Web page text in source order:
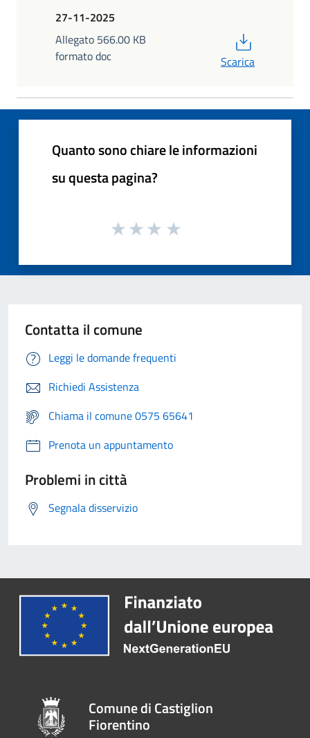
27-11-2025
Allegato 566.00 KB
formato doc
Scarica
Quanto sono chiare le informazioni
su questa pagina?
Contatta il comune
Leggi le domande frequenti
Richiedi Assistenza
Chiama il comune 0575 65641
Prenota un appuntamento
Problemi in città
Segnala disservizio
Comune di Castiglion
Fiorentino